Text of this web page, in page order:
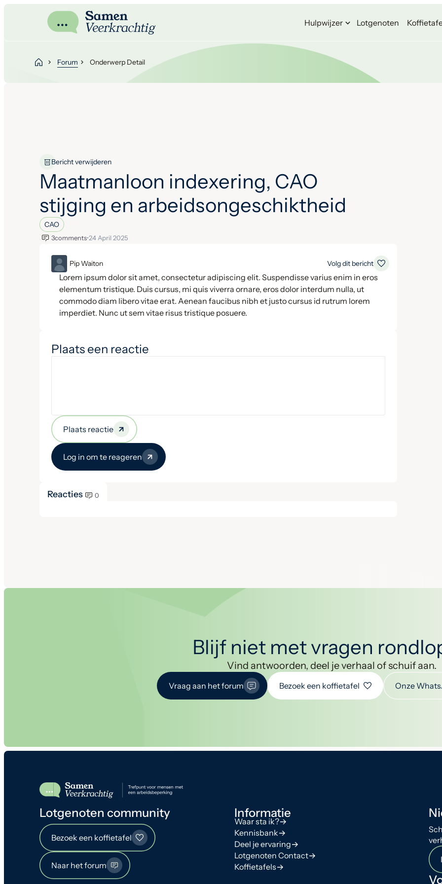
Hulpwijzer Lotgenoten
Forum Onderwerp Detail
Bericht verwijderen
Maatmanloon indexering, CAO
stijging en arbeidsongeschiktheid
CAO
3comments•24 April 2025
ML Pip Waiton Volg dit bericht
Lorem ipsum dolor sit amet, consectetur adipiscing elit. Suspendisse varius enim in eros
elementum tristique. Duis cursus, mi quis viverra ornare, eros dolor interdum nulla, ut
commodo diam libero vitae erat. Aenean faucibus nibh et justo cursus id rutrum lorem
imperdiet. Nunc ut sem vitae risus tristique posuere.
Plaats een reactie
Plaats reactie
Log in om te reageren
Reacties 0
Blijf niet met vragen
Vind antwoorden, deel je verhaal of schuif aan.
Vraag aan het forum Bezoek een koffietafel Onze
Lotgenoten community
Bezoek een koffietafel
Naar het forum
Informatie
Waar sta ik?
Kennisbank
Deel je ervaring
Lotgenoten Contact
Koffietafels